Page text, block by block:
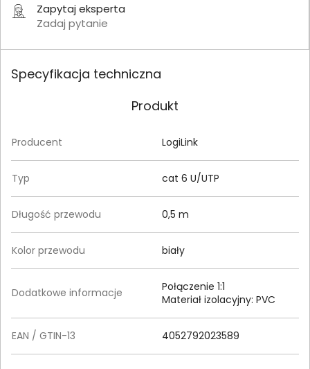
Zapytaj eksperta
Zadaj pytanie
Specyfikacja techniczna
Produkt
Producent LogiLink
Typ cat 6 U/UTP
Długość przewodu 0,5 m
Kolor przewodu biały
Dodatkowe informacje
Połączenie 1:1
Materiał izolacyjny: PVC
EAN / GTIN-13 4052792023589